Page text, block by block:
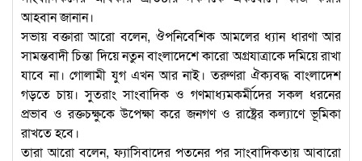
আহবান জানান।
সভায় বক্তারা আরো বলেন, ঔপনিবেশিক আমলের ধ্যান ধারণা আর
সামন্তবাদী চিন্তা দিয়ে নতুন বাংলাদেশে কারো অগ্রযাত্রাকে দমিয়ে রাখা
যাবে না। গোলামী যুগ এখন আর নাই। তরুণরা ঐক্যবদ্ধ বাংলাদেশ
গড়তে চায়। সুতরাং সাংবাদিক ও গণমাধ্যমকর্মীদের সকল ধরনের
প্রভাব ও রক্তচক্ষুকে উপেক্ষা করে জনগণ ও রাষ্ট্রের কল্যাণে ভূমিকা
রাখতে হবে।
তারা আরো বলেন, ফ্যাসিবাদের পতনের পর সাংবাদিকতায় আবারো